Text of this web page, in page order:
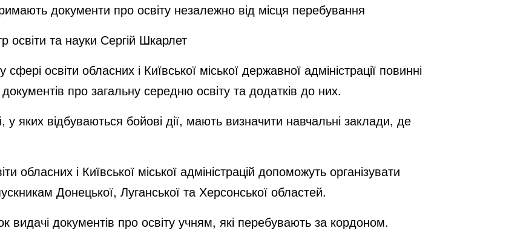
документи про освіту незалежно від місця перебування
освіти та науки Сергій Шкарлет
освіти обласних і Київської міської державної адміністрації повинні
про загальну середню освіту та додатків до них.
яких відбуваються бойові дії, мають визначити навчальні заклади, де
обласних і Київської міської адміністрацій допоможуть організувати
Донецької, Луганської та Херсонської областей.
видачі документів про освіту учням, які перебувають за кордоном.